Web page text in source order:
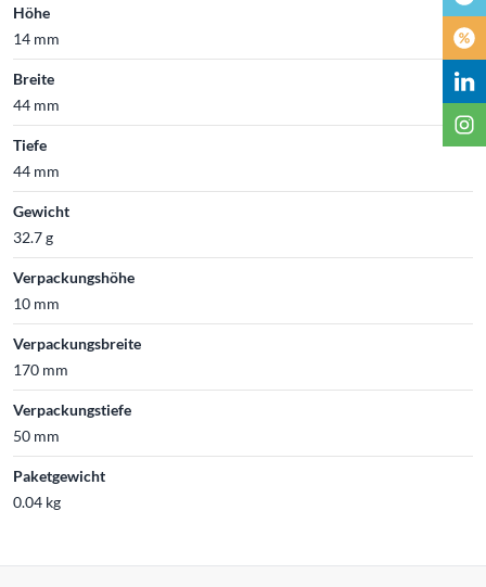
Höhe
14 mm
Breite
44 mm
Tiefe
44 mm
Gewicht
32.7 g
Verpackungshöhe
10 mm
Verpackungsbreite
170 mm
Verpackungstiefe
50 mm
Paketgewicht
0.04 kg